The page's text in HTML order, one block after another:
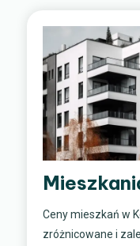
Ceny mieszkań w
zróżnicowane i